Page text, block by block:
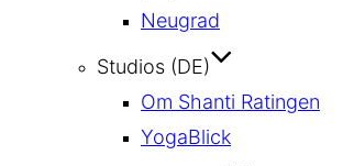
Neugrad
Studios (DE)
Om Shanti Ratingen
YogaBlick